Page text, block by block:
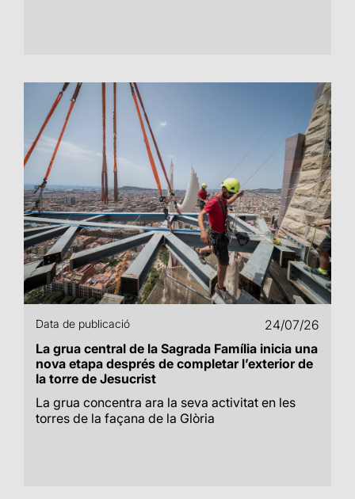
Data de publicació
24/07/26
La grua central de la Sagrada Família inicia una
nova etapa després de completar l’exterior de
la torre de Jesucrist
La grua concentra ara la seva activitat en les
torres de la façana de la Glòria